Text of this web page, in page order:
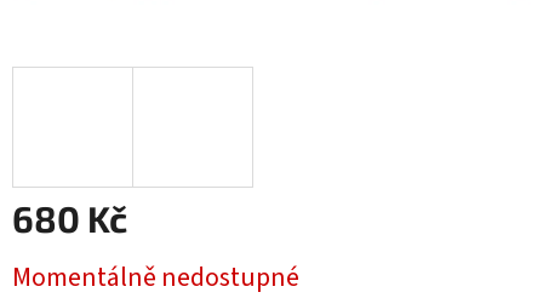
680 Kč
cena:
Momentálně nedostupné